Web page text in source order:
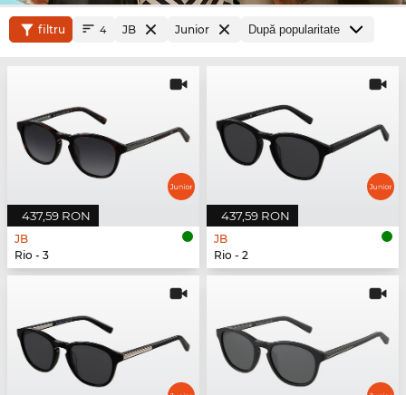
filtru 4 JB Junior
437,59 RON
JB
Rio - 3
437,59 RON
JB
Rio - 2